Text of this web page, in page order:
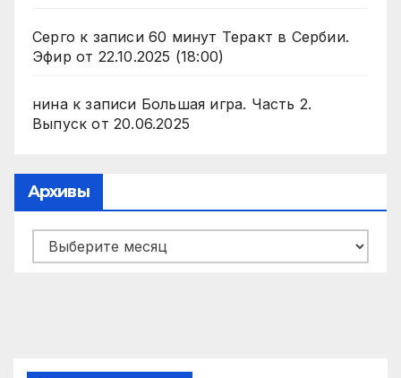
Серго к записи 60 минут Теракт в Сербии.
Эфир от 22.10.2025 (18:00)
нинак записи Большая игра. Часть 2.
Выпуск от 20.06.2025
Архивы
Архивы